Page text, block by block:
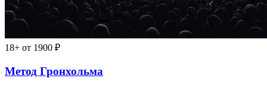
18+ от 1900 ₽
Метод Гронхольма